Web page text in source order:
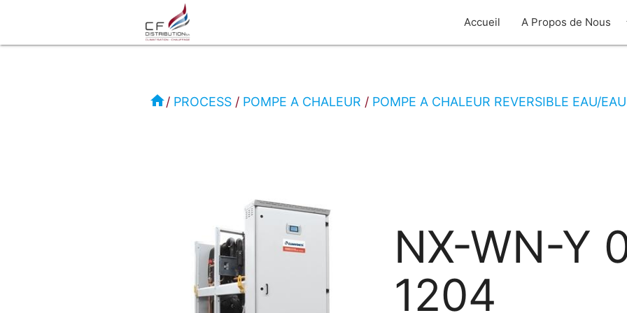
RC
Accueil A Propos de Nous
home PROCESS POMPE A CHALEUR POMPE A CHALEUR REVERSIBLE EAU/EAU
NX-WN-Y
1204